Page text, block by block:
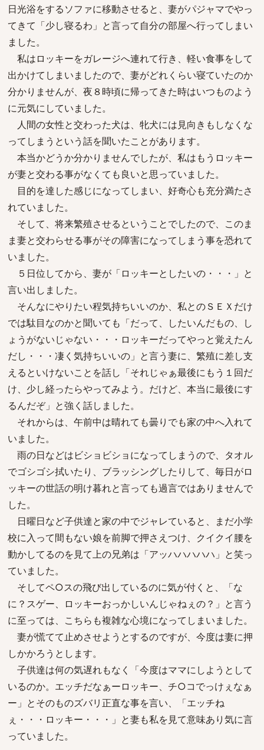
日光浴をするソファに移動させると、妻がパジャマでやっ
てきて「少し寝るわ」と言って自分の部屋へ行ってしまい
ました。
私はロッキーをガレージへ連れて行き、軽い食事をして
出かけてしまいましたので、妻がどれくらい寝ていたのか
分かりませんが、夜８時頃に帰ってきた時はいつものよう
に元気にしていました。
人間の女性と交わった犬は、牝犬には見向きもしなくな
ってしまうという話を聞いたことがあります。
本当かどうか分かりませんでしたが、私はもうロッキー
が妻と交わる事がなくても良いと思っていました。
目的を達した感じになってしまい、好奇心も充分満たさ
れていました。
そして、将来繁殖させるということでしたので、このま
ま妻と交わらせる事がその障害になってしまう事を恐れて
いました。
５日位してから、妻が「ロッキーとしたいの・・・」と
言い出しました。
そんなにやりたい程気持ちいいのか、私とのＳＥＸだけ
では駄目なのかと聞いても「だって、したいんだもの、し
ょうがないじゃない・・・ロッキーだってやっと覚えたん
だし・・・凄く気持ちいいの」と言う妻に、繁殖に差し支
えるといけないことを話し「それじゃぁ最後にもう１回だ
け、少し経ったらやってみよう。だけど、本当に最後にす
るんだぞ」と強く話しました。
それからは、午前中は晴れても曇りでも家の中へ入れて
いました。
雨の日などはビショビショになってしまうので、タオル
でゴシゴシ拭いたり、ブラッシングしたりして、毎日がロ
ッキーの世話の明け暮れと言っても過言ではありませんで
した。
日曜日など子供達と家の中でジャレていると、まだ小学
校に入って間もない娘を前脚で押さえつけ、クイクイ腰を
動かしてるのを見て上の兄弟は「アッハハハハハ」と笑っ
ていました。
そしてペ○スの飛び出しているのに気が付くと、「な
に？スゲー、ロッキーおっかしいんじゃねぇの？」と言う
に至っては、こちらも複雑な心境になってしまいました。
妻が慌てて止めさせようとするのですが、今度は妻に押
しかかろうとします。
子供達は何の気遅れもなく「今度はママにしようとして
いるのか。エッチだなぁーロッキー、チ○コでっけぇなぁ
ー」とそのものズバリ正直な事を言い、「エッチね
ぇ・・・ロッキー・・・」と妻も私を見て意味あり気に言
っていました。